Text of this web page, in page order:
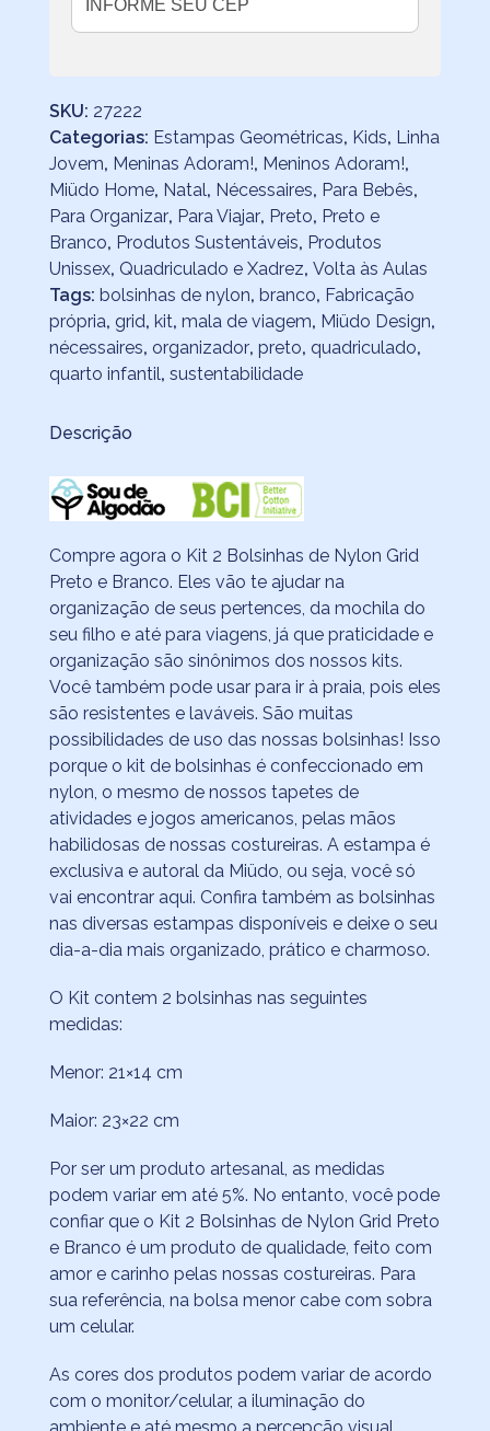
SKU: 27222
Categorias: Estampas Geométricas, Kids, Linha
Jovem, Meninas Adoram!, Meninos Adoram!,
Miüdo Home, Natal, Nécessaires, Para Bebês,
Para Organizar, Para Viajar, Preto, Preto e
Branco, Produtos Sustentáveis, Produtos
Unissex, Quadriculado e Xadrez, Volta às Aulas
Tags: bolsinhas de nylon, branco, Fabricação
própria, grid, kit, mala de viagem, Miüdo Design,
nécessaires, organizador, preto, quadriculado,
quarto infantil, sustentabilidade
Descrição
Compre agora o Kit 2 Bolsinhas de Nylon Grid
Preto e Branco. Eles vão te ajudar na
organização de seus pertences, da mochila do
seu filho e até para viagens, já que praticidade e
organização são sinônimos dos nossos kits.
Você também pode usar para ir à praia, pois eles
são resistentes e laváveis. São muitas
possibilidades de uso das nossas bolsinhas! Isso
porque o kit de bolsinhas é confeccionado em
nylon, o mesmo de nossos tapetes de
atividades e jogos americanos, pelas mãos
habilidosas de nossas costureiras. A estampa é
exclusiva e autoral da Miüdo, ou seja, você só
vai encontrar aqui. Confira também as bolsinhas
nas diversas estampas disponíveis e deixe o seu
dia-a-dia mais organizado, prático e charmoso.
O Kit contem 2 bolsinhas nas seguintes
medidas:
Menor: 21×14 cm
Maior: 23×22 cm
Por ser um produto artesanal, as medidas
podem variar em até 5%. No entanto, você pode
confiar que o Kit 2 Bolsinhas de Nylon Grid Preto
e Branco é um produto de qualidade, feito com
amor e carinho pelas nossas costureiras. Para
sua referência, na bolsa menor cabe com sobra
um celular.
As cores dos produtos podem variar de acordo
com o monitor/celular, a iluminação do
ambiente e até mesmo a percepção visual.